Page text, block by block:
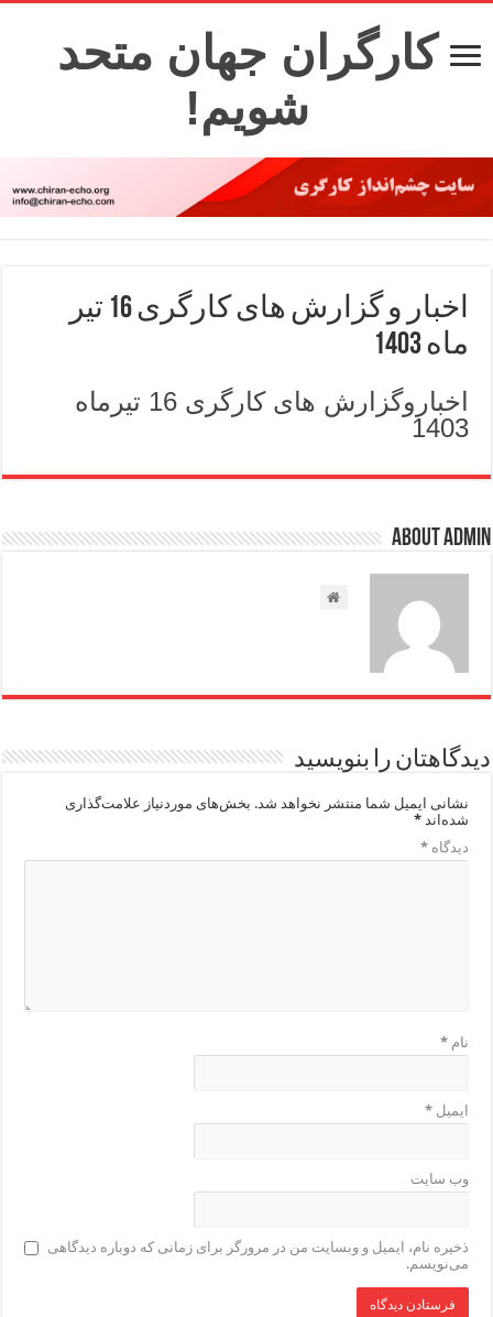
کارگران جهان متحد
شویم!
اخبار و گزارش های کارگری 16 تیر
ماه 1403
اخباروگزارش های کارگری 16 تیرماه
1403
About admin
دیدگاهتان را بنویسید
نشانی ایمیل شما منتشر نخواهد شد. بخش‌های موردنیاز علامت‌گذاری
شده‌اند*
دیدگاه*
نام*
ایمیل*
وب‌ سایت
ذخیره نام، ایمیل و وبسایت من در مرورگر برای زمانی که دوباره دیدگاهی
می‌نویسم.